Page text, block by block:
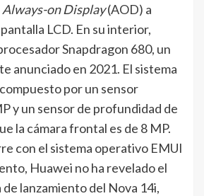
Always-on Display(AOD) a
LCD. En su interior,
Snapdragon 680, un
anunciado en 2021. El sistema
por un sensor
y un sensor de profundidad de
la cámara frontal es de 8 MP.
con el sistema operativo EMUI
Huawei no ha revelado el
lanzamiento del Nova 14i,